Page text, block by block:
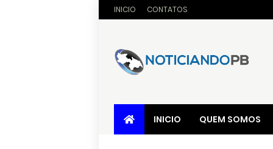
INICIO CONTATOS
INICIO QUEM SOMOS